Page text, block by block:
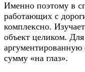
Именно поэтому в
работающих с
комплексно.
объект целиком.
сумму «на глаз».